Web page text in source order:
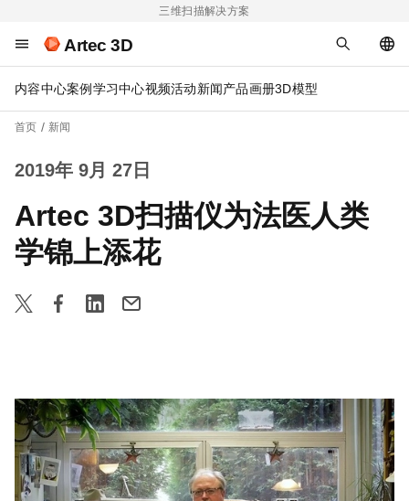
三维扫描解决方案
Artec 3D
内容中心案例 学习中心视频活动新闻产品画册3D模型
首页 新闻
2019年 9月 27日
Artec 3D扫描仪为法医人类
学锦上添花